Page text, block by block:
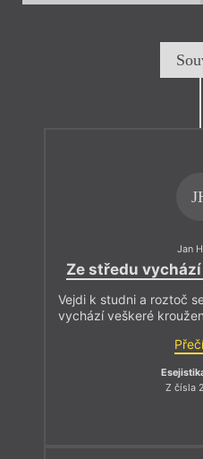
Jan
Ze středu
Vejdi k studni a roztoč
vychází veškeré
Z čísla